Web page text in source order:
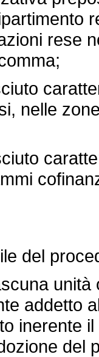
rese
nelle
del
unità
addetto
inerente
del